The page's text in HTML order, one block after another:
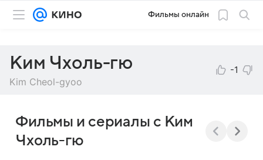
Фильмы онлайн
Ким Чхоль-гю
Kim Cheol-gyoo
-1
Фильмы и сериалы с Ким
Чхоль-гю